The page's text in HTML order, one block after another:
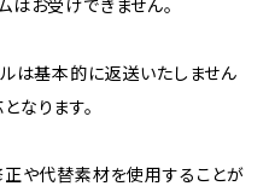
はお受けできません。
は基本的に返送いたしません
なります。
正や代替素材を使用することが